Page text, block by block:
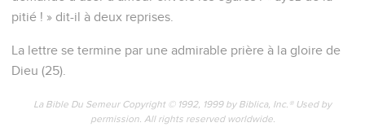
pitié ! » dit-il à deux reprises.
La lettre se termine par une admirable prière à la gloire de
Dieu (25).
La Bible Du Semeur Copyright © 1992, 1999 by Biblica, Inc.® Used by
permission. All rights reserved worldwide.